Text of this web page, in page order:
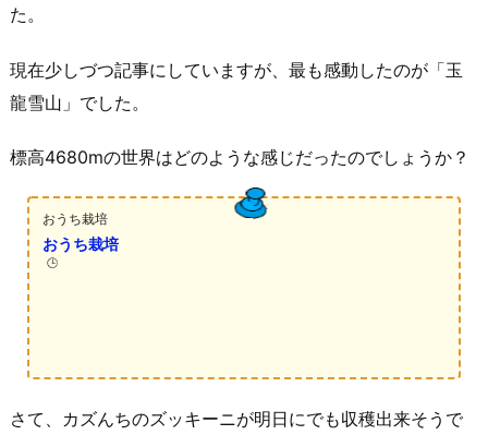
た。
現在少しづつ記事にしていますが、最も感動したのが「玉
龍雪山」でした。
標高4680mの世界はどのような感じだったのでしょうか？
おうち栽培
おうち栽培
🕒️
さて、カズんちのズッキーニが明日にでも収穫出来そうで